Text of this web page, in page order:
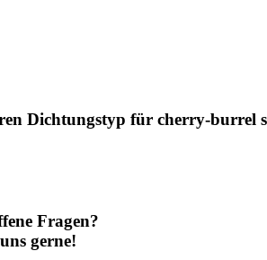
Dichtungstyp für cherry-burrel
Fragen?
gerne!